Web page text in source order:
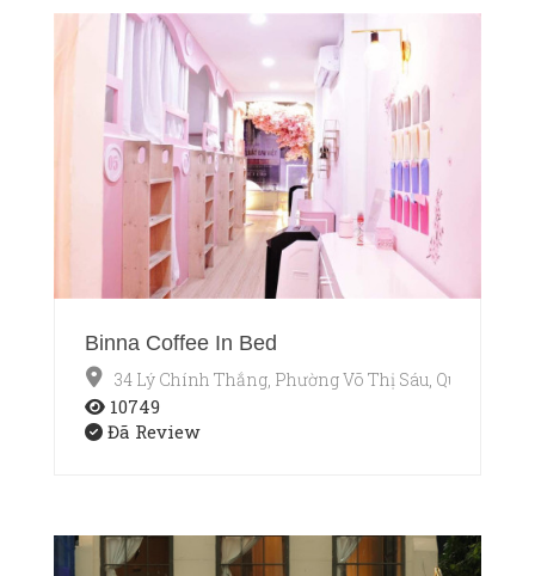
Binna Coffee In Bed
34 Lý Chính Thắng, Phường Võ Thị Sáu, Quận 3, Hồ
10749
Đã Review